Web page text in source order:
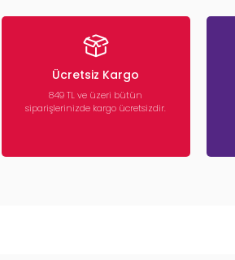
Ücretsiz Kargo
849 TL ve üzeri bütün
siparişlerinizde kargo ücretsizdir.